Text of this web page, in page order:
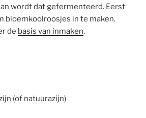
wordt dat gefermenteerd. Eerst
bloemkoolroosjes in te maken.
de basis van inmaken.
(of natuurazijn)